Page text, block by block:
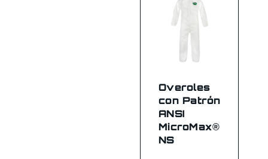
Overoles
con Patrón
ANSI
MicroMax®
NS